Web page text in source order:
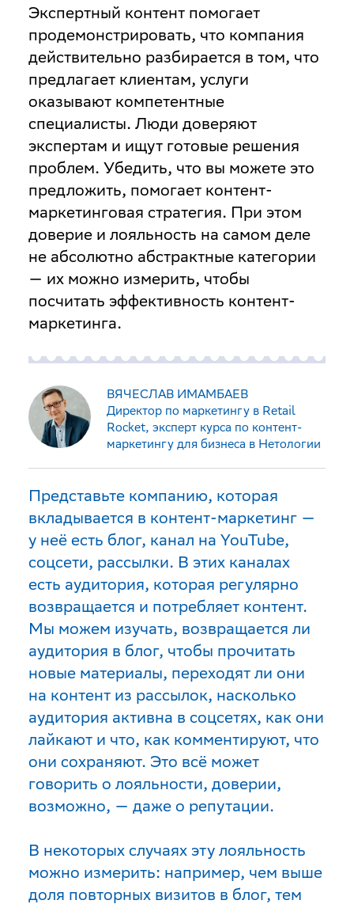
Экспертный контент помогает
продемонстрировать, что компания
действительно разбирается в том, что
предлагает клиентам, услуги
оказывают компетентные
специалисты. Люди доверяют
экспертам и ищут готовые решения
проблем. Убедить, что вы можете это
предложить, помогает контент-
маркетинговая стратегия. При этом
доверие и лояльность на самом деле
не абсолютно абстрактные категории
— их можно измерить, чтобы
посчитать эффективность контент-
маркетинга.
ВЯЧЕСЛАВ ИМАМБАЕВ
Директор по маркетингу в Retail
Rocket, эксперт курса по контент-
маркетингу для бизнеса в Нетологии
Представьте компанию, которая
вкладывается в контент-маркетинг —
у неё есть блог, канал на YouTube,
соцсети, рассылки. В этих каналах
есть аудитория, которая регулярно
возвращается и потребляет контент.
Мы можем изучать, возвращается ли
аудитория в блог, чтобы прочитать
новые материалы, переходят ли они
на контент из рассылок, насколько
аудитория активна в соцсетях, как они
лайкают и что, как комментируют, что
они сохраняют. Это всё может
говорить о лояльности, доверии,
возможно, — даже о репутации.
В некоторых случаях эту лояльность
можно измерить: например, чем выше
доля повторных визитов в блог, тем